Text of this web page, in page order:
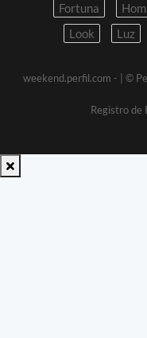
Fortuna
Look
Luz
weekend.perfil.com -
| ©
Registro de